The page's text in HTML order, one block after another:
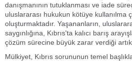
danışmanının tutuklanması ve iade
uluslararası hukukun kötüye kullanılma
oluşturmaktadır. Yaşananların,
saygınlığına, Kıbrıs'ta kalıcı barış
çözüm sürecine büyük zarar verdiği artık
Mülkiyet, Kıbrıs sorununun temel